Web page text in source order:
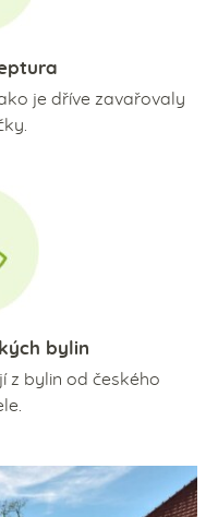
je dříve zavařovaly
bylin
z bylin od českého